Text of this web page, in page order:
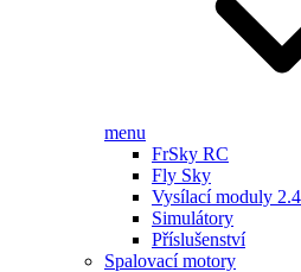
menu
FrSky RC
Fly Sky
Vysílací moduly
Simulátory
Příslušenství
Spalovací motory